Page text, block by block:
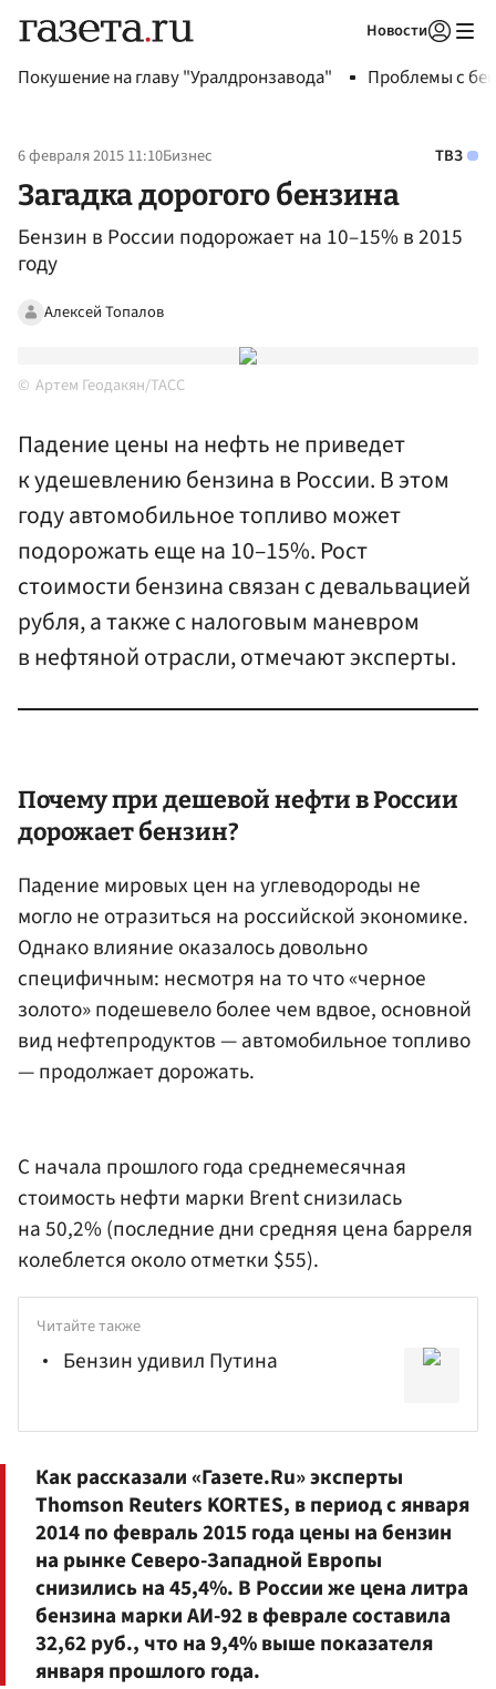
Новости
Покушение на главу "Уралдронзавода" Проблемы с
6 февраля 2015 11:10Бизнес ТВЗ
Загадка дорогого бензина
Бензин в России подорожает на 10–15% в 2015
году
Алексей Топалов
Артем Геодакян/ТАСС
Падение цены на нефть не приведет
к удешевлению бензина в России. В этом
году автомобильное топливо может
подорожать еще на 10–15%. Рост
стоимости бензина связан с девальвацией
рубля, а также с налоговым маневром
в нефтяной отрасли, отмечают эксперты.
Почему при дешевой нефти в России
дорожает бензин?
Падение мировых цен на углеводороды не
могло не отразиться на российской экономике.
Однако влияние оказалось довольно
специфичным: несмотря на то что «черное
золото» подешевело более чем вдвое, основной
вид нефтепродуктов — автомобильное топливо
— продолжает дорожать.
С начала прошлого года среднемесячная
стоимость нефти марки Brent снизилась
на 50,2% (последние дни средняя цена барреля
колеблется около отметки $55).
Читайте также
Бензин удивил Путина
Как рассказали «Газете.Ru» эксперты
Thomson Reuters KORTES, в период с января
2014 по февраль 2015 года цены на бензин
на рынке Северо-Западной Европы
снизились на 45,4%. В России же цена литра
бензина марки АИ-92 в феврале составила
32,62 руб., что на 9,4% выше показателя
января прошлого года.